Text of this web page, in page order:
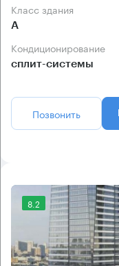
Класс здания
А
Кондиционирование
сплит-системы
Позвонить
8.2